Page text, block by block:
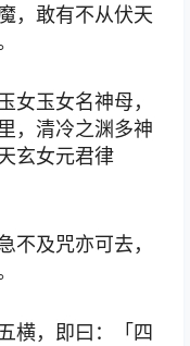
，敢有不从伏天
女玉女名神母，
，清冷之渊多神
玄女元君律
不及咒亦可去，
横，即曰：「四